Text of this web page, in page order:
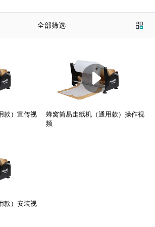
全部筛选
款）宣传视
蜂窝简易走纸机（通用款）操作视
频
款）安装视